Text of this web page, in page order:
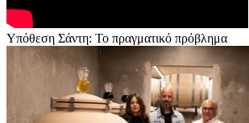
Υπόθεση Σάντη: Το πραγματικό πρόβλημα